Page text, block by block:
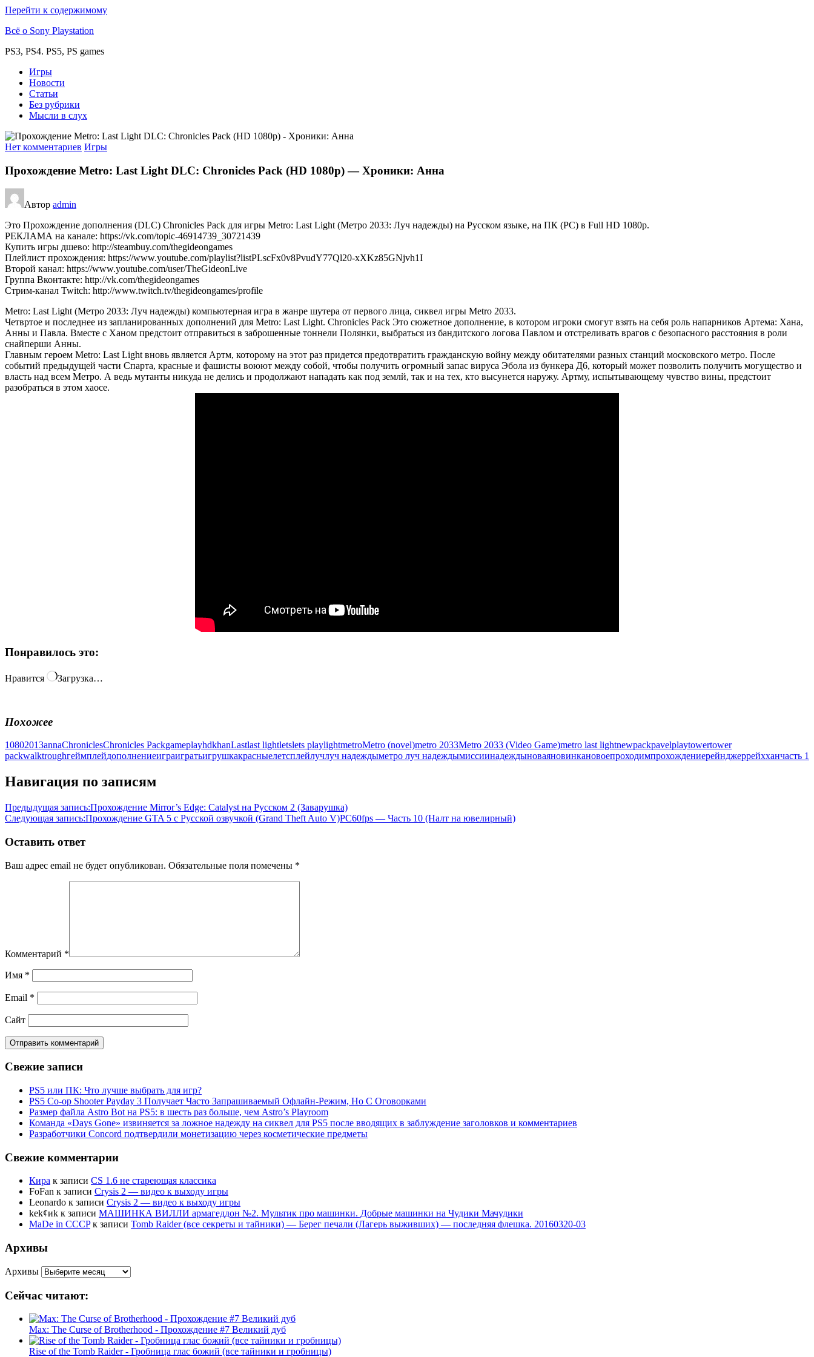
Перейти к содержимому
Всё о Sony Playstation
PS3, PS4. PS5, PS games
Игры
Новости
Статьи
Без рубрики
Мысли в слух
Нет комментариев Игры
Прохождение Metro: Last Light DLC: Chronicles Pack (HD 1080p) — Хроники: Анна
Автор admin
Это Прохождение дополнения (DLC) Chronicles Pack для игры Metro: Last Light (Метро 2033: Луч надежды) на Русском языке, на ПК (PC) в Full HD 1080p.
РЕКЛАМА на канале: https://vk.com/topic-46914739_30721439
Купить игры дшево: http://steambuy.com/thegideongames
Плейлист прохождения: https://www.youtube.com/playlist?listPLscFx0v8PvudY77Ql20-xXKz85GNjvh1I
Второй канал: https://www.youtube.com/user/TheGideonLive
Группа Вконтакте: http://vk.com/thegideongames
Стрим-канал Twitch: http://www.twitch.tv/thegideongames/profile
Metro: Last Light (Метро 2033: Луч надежды) компьютерная игра в жанре шутера от первого лица, сиквел игры Metro 2033.
Четвртое и последнее из запланированных дополнений для Metro: Last Light. Chronicles Pack Это сюжетное дополнение, в котором игроки смогут взять на себя роль напарников Артема: Хана,
Анны и Павла. Вместе с Ханом предстоит отправиться в заброшенные тоннели Полянки, выбраться из бандитского логова Павлом и отстреливать врагов с безопасного расстояния в роли
снайперши Анны.
Главным героем Metro: Last Light вновь является Артм, которому на этот раз придется предотвратить гражданскую войну между обитателями разных станций московского метро. После
событий предыдущей части Спарта, красные и фашисты воюют между собой, чтобы получить огромный запас вируса Эбола из бункера Д6, который может позволить получить могущество и
власть над всем Метро. А ведь мутанты никуда не делись и продолжают нападать как под землй, так и на тех, кто высунется наружу. Артму, испытывающему чувство вины, предстоит
разобраться в этом хаосе.
Понравилось это:
Нравится Загрузка…
Похожее
10802013annaChroniclesChronicles PackgameplayhdkhanLastlast lightletslets playlightmetroMetro (novel)metro 2033Metro 2033 (Video Game)metro last lightnewpackpavelplaytowertower
packwalktroughгеймплейдополнениеиграигратьигрушкакрасныелетсплейлучлуч надеждыметро луч надеждымиссиинадеждыноваяновинкановоепроходимпрохождениерейнджеррейхханчасть 1
Навигация по записям
Предыдущая запись:Прохождение Mirror’s Edge: Catalyst на Русском 2 (Заварушка)
Следующая запись:Прохождение GTA 5 с Русской озвучкой (Grand Theft Auto V)PС60fps — Часть 10 (Налт на ювелирный)
Оставить ответ
Ваш адрес email не будет опубликован. Обязательные поля помечены *
Комментарий *
Имя *
Email *
Сайт
Свежие записи
PS5 или ПК: Что лучше выбрать для игр?
PS5 Co-op Shooter Payday 3 Получает Часто Запрашиваемый Офлайн-Режим, Но С Оговорками
Размер файла Astro Bot на PS5: в шесть раз больше, чем Astro’s Playroom
Команда «Days Gone» извиняется за ложное надежду на сиквел для PS5 после вводящих в заблуждение заголовков и комментариев
Разработчики Concord подтвердили монетизацию через косметические предметы
Свежие комментарии
Кира к записи CS 1.6 не стареющая классика
FoFan к записи Crysis 2 — видео к выходу игры
Leonardo к записи Crysis 2 — видео к выходу игры
kek¢иk к записи МАШИНКА ВИЛЛИ армагеддон №2. Мультик про машинки. Добрые машинки на Чудики Мачудики
MaDe in CCCPк записи Tomb Raider (все секреты и тайники) — Берег печали (Лагерь выживших) — последняя флешка. 20160320-03
Архивы
Архивы
Сейчас читают:
Max: The Curse of Brotherhood - Прохождение #7 Великий дуб
Rise of the Tomb Raider - Гробница глас божий (все тайники и гробницы)